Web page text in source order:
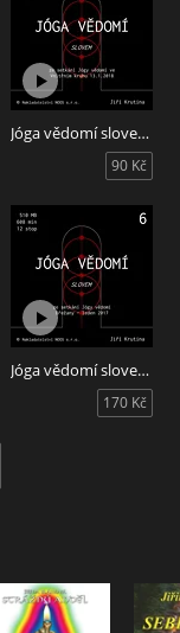
nahrávky ze
Jóga vědomí slovem 3
90 Kč
Jóga vědomí slovem 6
170 Kč